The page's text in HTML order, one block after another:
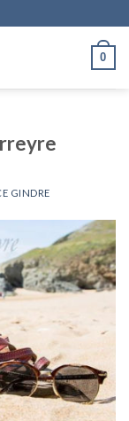
0
GINDRE